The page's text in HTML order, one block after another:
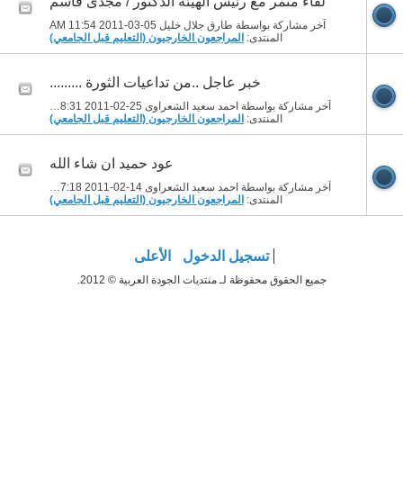
آخر مشاركة بواسطة طارق جلال خليل 05-03-2011
11:54 AM
المنتدى: المراجعون الخارجيون (التعليم قبل الجامعي)
خبر عاجل ..من تداعيات الثورة .........
آخر مشاركة بواسطة احمد سعيد الشعراوى 25-02-2011
08:31 AM
المنتدى: المراجعون الخارجيون (التعليم قبل الجامعي)
عود حميد ان شاء الله
آخر مشاركة بواسطة احمد سعيد الشعراوى 14-02-2011
07:18 AM
المنتدى: المراجعون الخارجيون (التعليم قبل الجامعي)
تسجيل الدخول الأعلى
جميع الحقوق محفوظة لـ منتديات الجودة العربية © 2012.